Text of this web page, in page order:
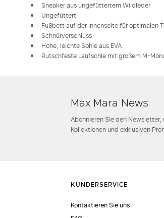
Sneaker aus ungefüttertem Wildleder
Ungefüttert
Fußbett auf der Innenseite für optimalen
Schnürverschluss
Hohe, leichte Sohle aus EVA
Rutschfeste Laufsohle mit großem M-
Max Mara News
Abonnieren Sie den
Kollektionen und exklusiven
Kontaktieren Sie uns